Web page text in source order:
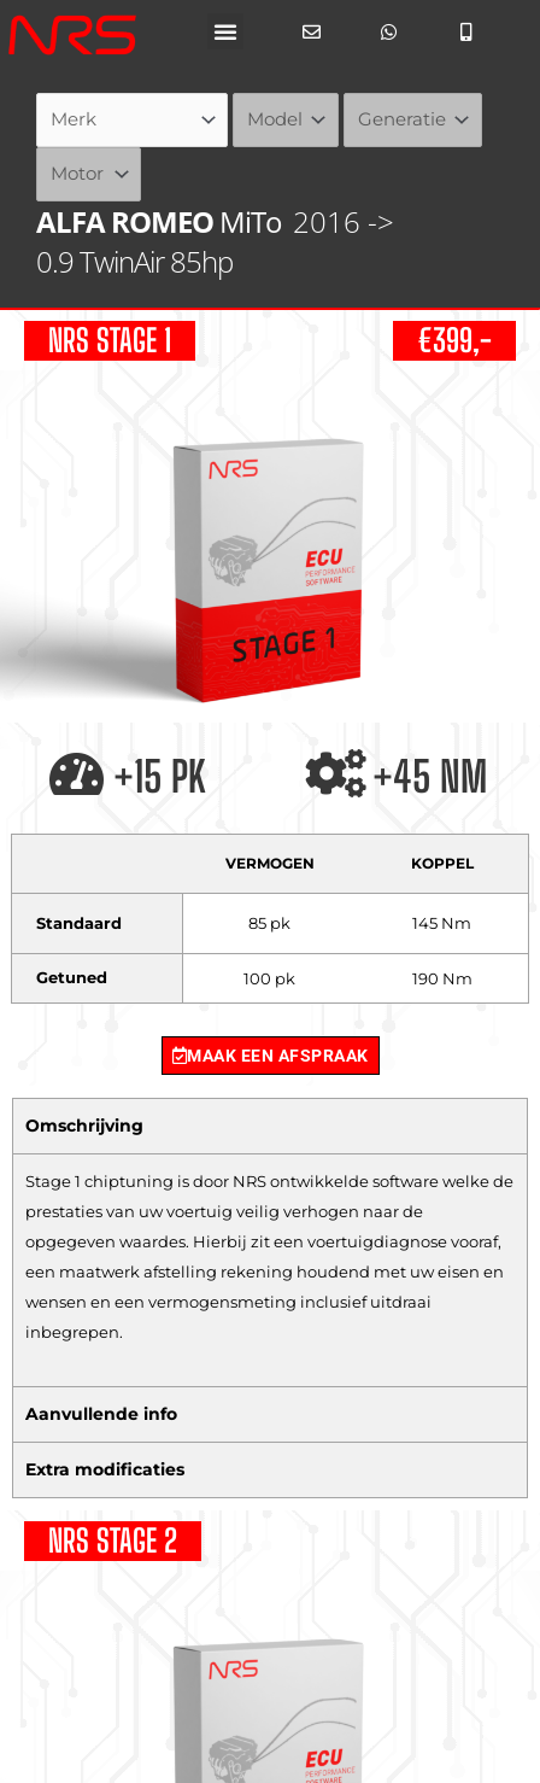
Ga
naar
ALFA ROMEO MiTo 2016 ->
0.9 TwinAir 85hp
NRS STAGE 1 €399,-
+15 PK +45 NM
VERMOGEN KOPPEL
Standaard 85 pk 145 Nm
Getuned 100 pk 190 Nm
MAAK EEN AFSPRAAK
Omschrijving
Stage 1 chiptuning is door NRS ontwikkelde software welke de
prestaties van uw voertuig veilig verhogen naar de
opgegeven waardes. Hierbij zit een voertuigdiagnose vooraf,
een maatwerk afstelling rekening houdend met uw eisen en
wensen en een vermogensmeting inclusief uitdraai
inbegrepen.
Aanvullende info
Extra modificaties
NRS STAGE 2